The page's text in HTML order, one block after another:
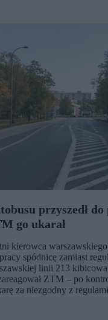
przyszedł do
go ukarał
kierowca
spódnicę zamiast
linii 213
ZTM – po
za niezgodny z